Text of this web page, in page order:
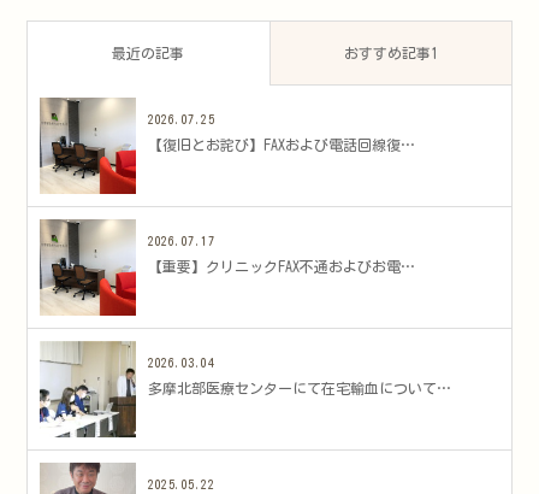
最近の記事 おすすめ記事1
2026.07.25
​【復旧とお詫び】FAXおよび電話回線復…
2026.07.17
​【重要】クリニックFAX不通およびお電…
2026.03.04
多摩北部医療センターにて在宅輸血について…
2025.05.22